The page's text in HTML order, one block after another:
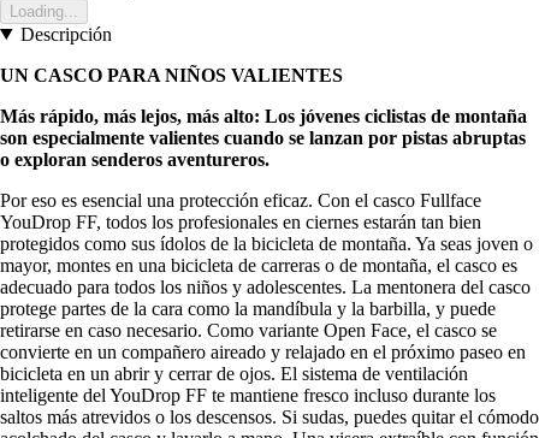
Loading...
Descripción
UN CASCO PARA NIÑOS VALIENTES
Más rápido, más lejos, más alto: Los jóvenes ciclistas de montaña
son especialmente valientes cuando se lanzan por pistas abruptas
o exploran senderos aventureros.
Por eso es esencial una protección eficaz. Con el casco Fullface
YouDrop FF, todos los profesionales en ciernes estarán tan bien
protegidos como sus ídolos de la bicicleta de montaña. Ya seas joven o
mayor, montes en una bicicleta de carreras o de montaña, el casco es
adecuado para todos los niños y adolescentes. La mentonera del casco
protege partes de la cara como la mandíbula y la barbilla, y puede
retirarse en caso necesario. Como variante Open Face, el casco se
convierte en un compañero aireado y relajado en el próximo paseo en
bicicleta en un abrir y cerrar de ojos. El sistema de ventilación
inteligente del YouDrop FF te mantiene fresco incluso durante los
saltos más atrevidos o los descensos. Si sudas, puedes quitar el cómodo